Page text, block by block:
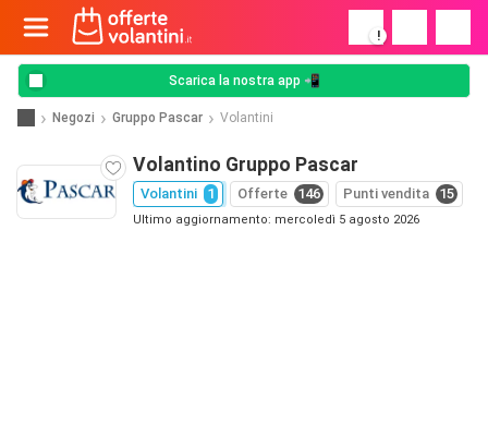
!
Scarica la nostra app 📲
Negozi Gruppo Pascar Volantini
Volantino Gruppo Pascar
Volantini 1 Offerte 146 Punti vendita 15
Ultimo aggiornamento: mercoledì 5 agosto 2026